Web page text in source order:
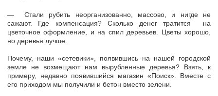
— Стали рубить неорганизованно, массово, и нигде не
сажают. Где компенсация? Сколько денег тратится на
цветочное оформление, и на спил деревьев. Цветы хорошо,
но деревья лучше.
Почему, наши «сетевики», появившись на нашей городской
земле не возмещают нам вырубленные деревья? Взять, к
примеру, недавно появившийся магазин «Поиск». Вместе с
его приходом мы получили и бетон вместо зелени.